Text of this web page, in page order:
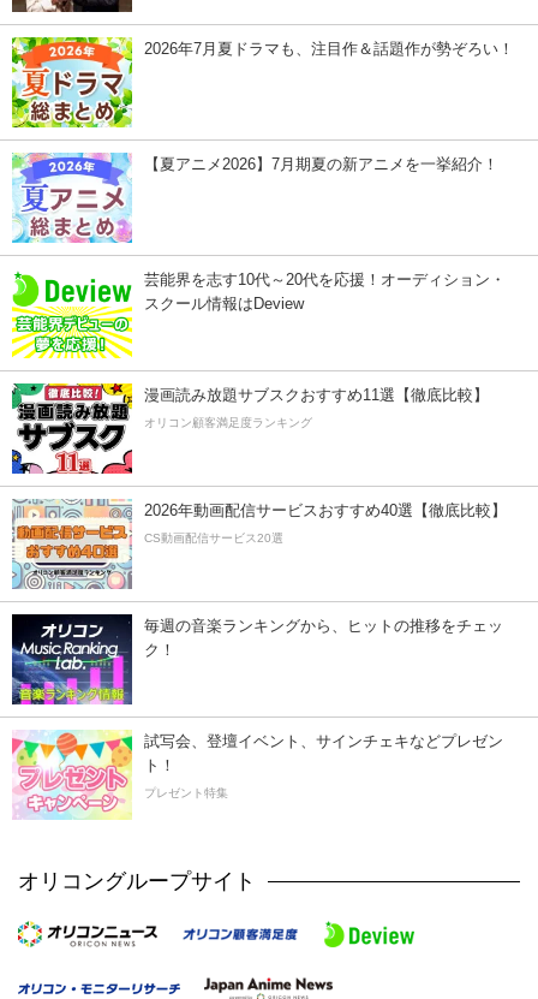
2026年7月夏ドラマも、注目作＆話題作が勢ぞろい！
【夏アニメ2026】7月期夏の新アニメを一挙紹介！
芸能界を志す10代～20代を応援！オーディション・
スクール情報はDeview
漫画読み放題サブスクおすすめ11選【徹底比較】
オリコン顧客満足度ランキング
2026年動画配信サービスおすすめ40選【徹底比較】
CS動画配信サービス20選
毎週の音楽ランキングから、ヒットの推移をチェッ
ク！
試写会、登壇イベント、サインチェキなどプレゼン
ト！
プレゼント特集
オリコングループサイト